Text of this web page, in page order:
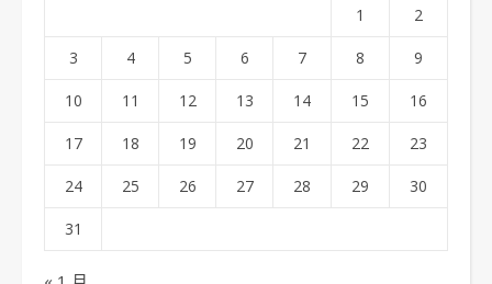
1 2
3 4 5 6 7 8 9
10 11 12 13 14 15 16
17 18 19 20 21 22 23
24 25 26 27 28 29 30
31